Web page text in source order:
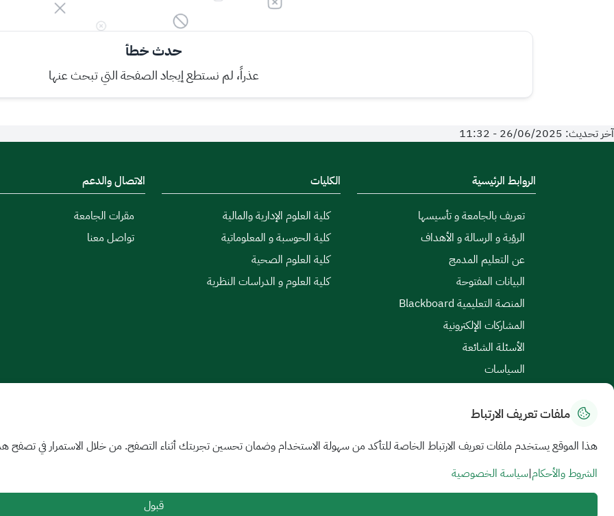
حدث خطأ
عذراً، لم نستطع إيجاد الصفحة التي تبحث عنها
آخر تحديث: 26/06/2025 - 11:32
الروابط الرئيسية
تعريف بالجامعة و تأسيسها
الرؤية و الرسالة و الأهداف
عن التعليم المدمج
البيانات المفتوحة
المنصة التعليمية Blackboard
المشاركات الإلكترونية
الأسئلة الشائعة
السياسات
الكليات
كلية العلوم الإدارية والمالية
كلية الحوسبة و المعلوماتية
كلية العلوم الصحية
كلية العلوم و الدراسات النظرية
الاتصال والدعم
مقرات الجامعة
تواصل معنا
خريطة الموقع الشروط والأحكام | سياسة الخصوصية اتفاقية مستوى الخدمة
جميع الحقوق محفوظة للجامعة السعودية الإلكترونية © 2026
تم تطويره وصيانته بواسطة الجامعة السعودية الإلكترونية
ملفات تعريف الارتباط
هذا الموقع يستخدم ملفات تعريف الارتباط الخاصة للتأكد من سهولة الاستخدام وضمان تحسين تجربتك أثناء التصفح. من خلال الاستمرار في تصفح
الشروط والأحكام|سياسة الخصوصية
قبول